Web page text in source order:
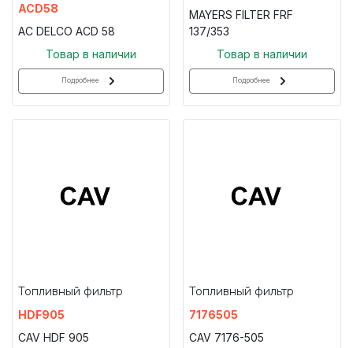
ACD58
AC DELCO ACD 58
Товар в наличии
Подробнее
MAYERS FILTER FRF
137/353
Товар в наличии
Подробнее
Топливный фильтр
HDF905
CAV HDF 905
Топливный фильтр
7176505
CAV 7176-505